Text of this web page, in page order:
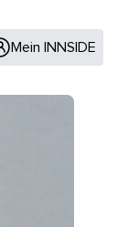
öffnen
Mein INNSIDE